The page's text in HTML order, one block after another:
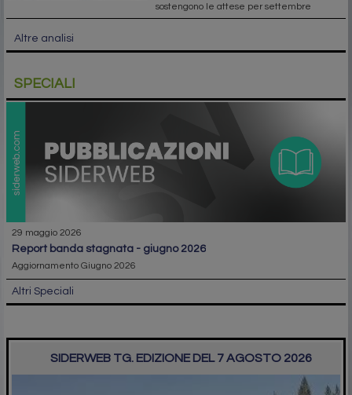
sostengono le attese per settembre
Altre analisi
SPECIALI
29 maggio 2026
report banda stagnata - giugno 2026
Aggiornamento Giugno 2026
Altri Speciali
SIDERWEB TG. EDIZIONE DEL 7 AGOSTO 2026